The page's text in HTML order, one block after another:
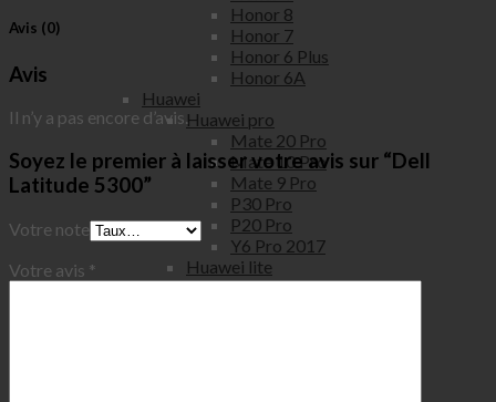
Honor 8
Honor 7
Honor 6 Plus
Honor 6A
Huawei
Huawei pro
Mate 20 Pro
Mate 10 Pro
Mate 9 Pro
P30 Pro
P20 Pro
Y6 Pro 2017
Huawei lite
Mate 20 Lite
Avis (0)
Avis
Il n’y a pas encore d’avis.
Soyez le premier à laisser votre avis sur “Dell
Latitude 5300”
Votre note
Votre avis *